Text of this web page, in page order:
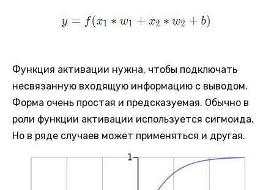
Функция активации нужна, чтобы подключать
несвязанную входящую информацию с выводом.
Форма очень простая и предсказуемая. Обычно в
роли функции активации используется сигмоида.
Но в ряде случаев может применяться и другая.